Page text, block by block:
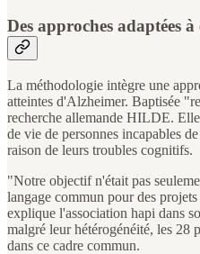
Des approches adaptées
La méthodologie intègre une
atteintes d'Alzheimer. Baptisée
recherche allemande HILDE.
de vie de personnes incapables
raison de leurs troubles cognitifs.
"Notre objectif n'était pas
langage commun pour des
explique l'association hapi dans
malgré leur hétérogénéité, les 28
dans ce cadre commun.